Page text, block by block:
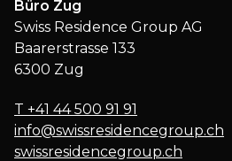
Büro Zug
Swiss Residence Group AG
Baarerstrasse 133
6300 Zug
T +41 44 500 91 91
info@swissresidencegroup.ch
swissresidencegroup.ch